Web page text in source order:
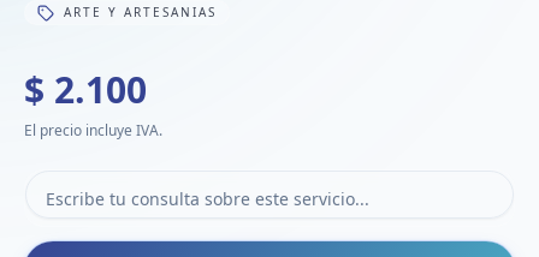
ARTE Y ARTESANIAS
$ 2.100
El precio incluye IVA.